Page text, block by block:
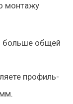
монтажу
больше общей
профиль-